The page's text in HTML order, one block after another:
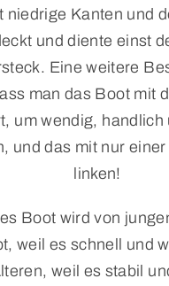
niedrige Kanten und
und diente einst
Eine weitere
man das Boot mit
um wendig, handlich
und das mit nur
linken!
Boot wird von
weil es schnell und
weil es stabil